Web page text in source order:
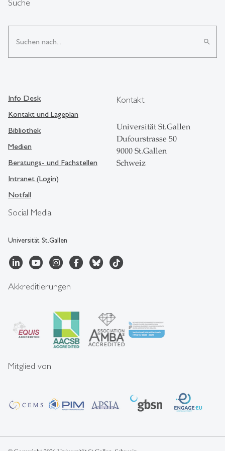
search
Social Media
Universität St.Gallen
Info Desk
Kontakt und Lageplan
Bibliothek
Medien
Beratungs- und Fachstellen
Intranet (Login)
Notfall
Kontakt
Universität St.Gallen
Dufourstrasse 50
9000 St.Gallen
Schweiz
Akkreditierungen
Mitglied von